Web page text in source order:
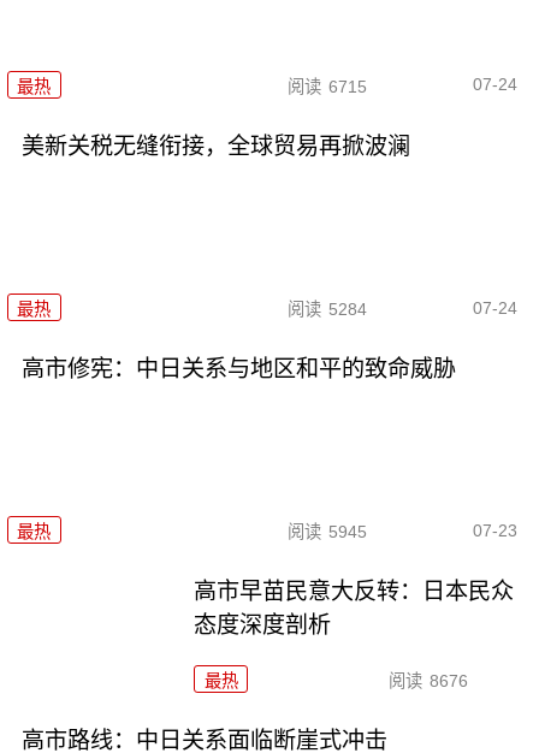
最热 阅读 6715 07-24
美新关税无缝衔接，全球贸易再掀波澜
最热 阅读 5284 07-24
高市修宪：中日关系与地区和平的致命威胁
最热 阅读 5945 07-23
高市早苗民意大反转：日本民众
态度深度剖析
最热 阅读 8676
高市路线：中日关系面临断崖式冲击